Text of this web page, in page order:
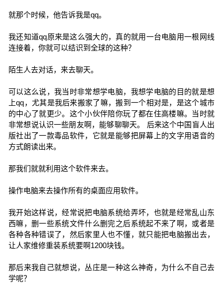
就那个时候，他告诉我是qq。
我还知道qq原来是这么强大的，真的就用一台电脑用一根网线
连接着，你就可以结识到全球的这种？
陌生人去对话，来去聊天。
可以这么说，我当时非常想学电脑，我想学电脑的目的就是想
上qq，尤其是我后来搬家了嘛，搬到一个相对是，是这个城市
的中心了就更少。这个小伙伴陪你玩了都在住高楼嘛。当时就
非常想说认识一些朋友啊，能够聊聊天。 后来这个中国盲人出
版社出了一款毒品软件，它就是能够把屏幕上的文字用语音的
方式朗读出来。
那我们就就利用这个软件来去。
操作电脑来去操作所有的桌面应用软件。
我开始这样说，经常说把电脑系统给弄坏，也就是经常乱山东
西嘛，删一些系统文件什么删完之后系统起不来了啊，或者是
各种各种错误了，然后家里人也不懂，就只能把电脑搬出去，
让人家维修重装系统要啊1200块钱。
那后来我自己就想说，丛庄是一种这么神奇，为什么不自己去
学呢？